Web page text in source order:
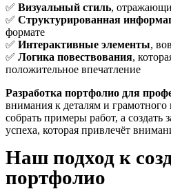
✅ Визуальный стиль,
✅ Структурированная
формате
✅ Интерактивные элементы,
✅ Логика повествования,
положительное впечатление
Разработка портфолио для
внимания к деталям и
собрать примеры работ, а
успеха, которая привлечёт
Наш подход к
портфолио